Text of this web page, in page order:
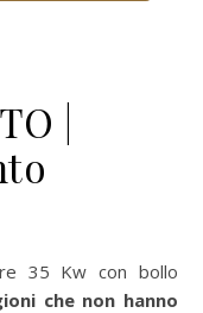
|
che non hanno